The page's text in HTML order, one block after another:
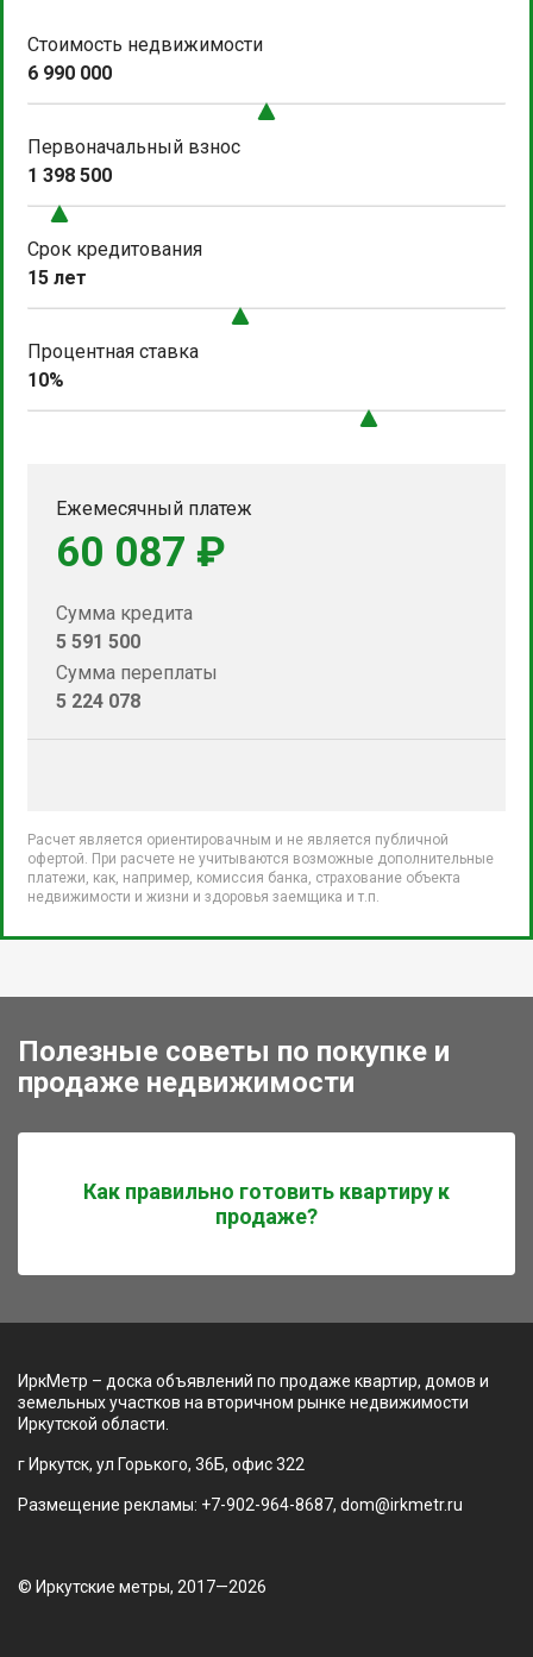
Стоимость недвижимости
6 990 000
Первоначальный взнос
1 398 500
Срок кредитования
15 лет
Процентная ставка
10%
Ежемесячный платеж
60 087 ₽
Сумма кредита
5 591 500
Сумма переплаты
5 224 078
Расчет является ориентировачным и не является публичной
офертой. При расчете не учитываются возможные дополнительные
платежи, как, например, комиссия банка, страхование объекта
недвижимости и жизни и здоровья заемщика и т.п.
Полезные советы по покупке и
продаже недвижимости
Как правильно готовить квартиру к
продаже?
ИркМетр – доска объявлений по продаже квартир, домов и
земельных участков на вторичном рынке недвижимости
Иркутской области.
г Иркутск, ул Горького, 36Б, офис 322
Размещение рекламы: +7-902-964-8687, dom@irkmetr.ru
© Иркутские метры, 2017—2026